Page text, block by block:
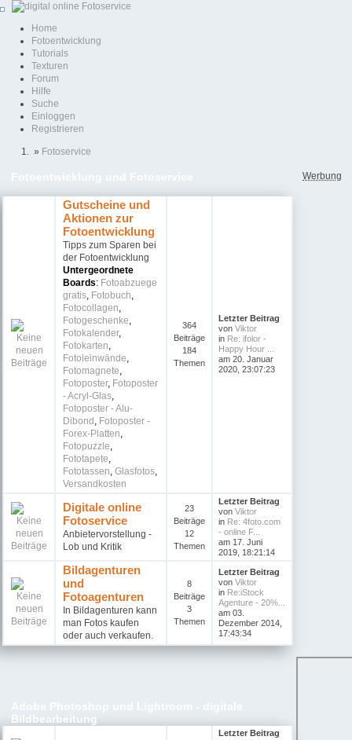
Home
Fotoentwicklung
Tutorials
Texturen
Forum
Hilfe
Suche
Einloggen
Registrieren
» Fotoservice
Gutscheine und
Aktionen zur
Fotoentwicklung
Tipps zum Sparen bei
der Fotoentwicklung
Untergeordnete
Boards: Fotoabzuege
gratis, Fotobuch,
Fotocollagen,
Fotogeschenke,
Fotokalender,
Fotokarten,
Fotoleinwände,
Fotomagnete,
Fotoposter, Fotoposter
- Acryl-Glas,
Fotoposter - Alu-
Dibond , Fotoposter -
Forex-Platten,
Fotopuzzle,
Fototapete,
Fototassen, Glasfotos,
Versandkosten
364
Beiträge
184
Themen
Letzter Beitrag
vonViktor
in Re: ifolor -
Happy Hour ...
am 20. Januar
2020, 23:07:23
Digitale online
Fotoservice
Anbietervorstellung -
Lob und Kritik
23
Beiträge
12
Themen
Letzter Beitrag
vonViktor
in Re: 4foto.com
- online F...
am 17. Juni
2019, 18:21:14
Bildagenturen
und
Fotoagenturen
In Bildagenturen kann
man Fotos kaufen
oder auch verkaufen.
8
Beiträge
3
Themen
Letzter Beitrag
vonViktor
in Re:iStock
Agenture - 20%...
am 03.
Dezember 2014,
17:43:34
Bildbearbeitung
Letzter Beitrag
Werbung